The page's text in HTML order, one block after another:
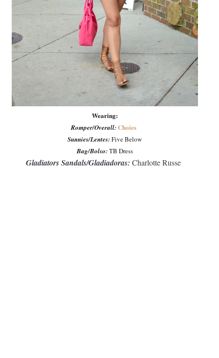
Wearing:
Romper/Overall:Choies
Sunnies/Lentes:Five Below
Bag/Bolso:TB Dress
Gladiators Sandals/Gladiadoras: Charlotte Russe